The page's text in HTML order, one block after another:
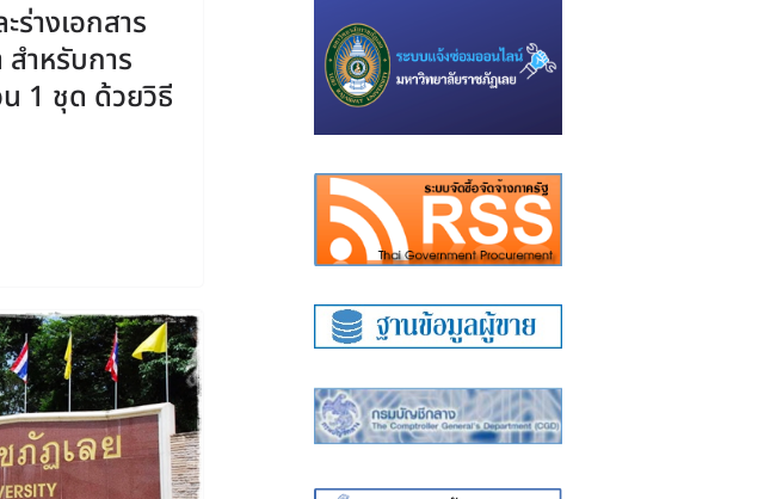
ร่างเอกสาร
ำหรับการ
1 ชุด ด้วยวิธี